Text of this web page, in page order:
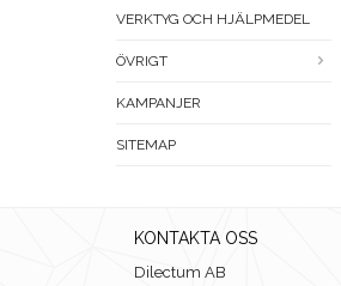
VERKTYG OCH HJÄLPMEDEL
ÖVRIGT
KAMPANJER
SITEMAP
KONTAKTA OSS
Dilectum AB